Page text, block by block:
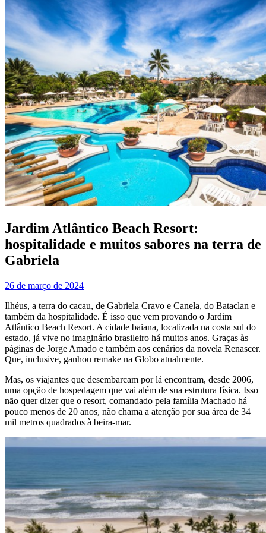
Jardim Atlântico Beach Resort:
hospitalidade e muitos sabores na terra de
Gabriela
26 de março de 2024
Ilhéus, a terra do cacau, de Gabriela Cravo e Canela, do Bataclan e
também da hospitalidade. É isso que vem provando o Jardim
Atlântico Beach Resort. A cidade baiana, localizada na costa sul do
estado, já vive no imaginário brasileiro há muitos anos. Graças às
páginas de Jorge Amado e também aos cenários da novela Renascer.
Que, inclusive, ganhou remake na Globo atualmente.
Mas, os viajantes que desembarcam por lá encontram, desde 2006,
uma opção de hospedagem que vai além de sua estrutura física. Isso
não quer dizer que o resort, comandado pela família Machado há
pouco menos de 20 anos, não chama a atenção por sua área de 34
mil metros quadrados à beira-mar.